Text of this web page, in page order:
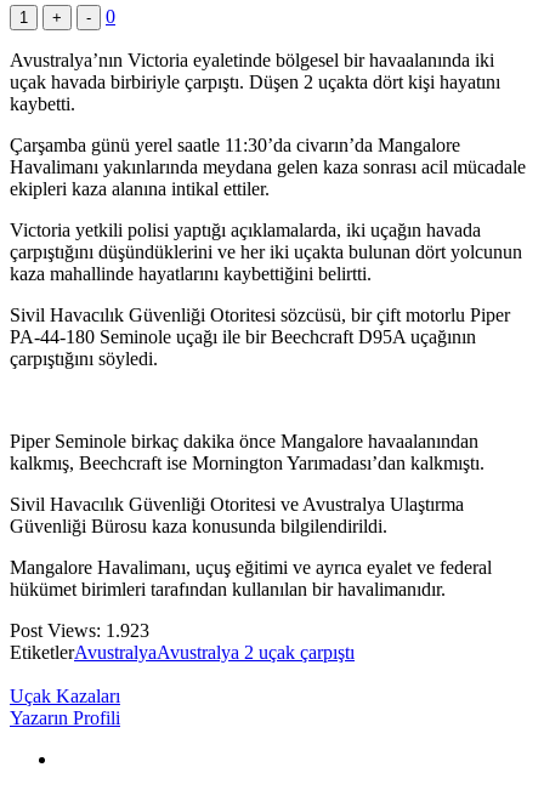
1 + - 0
Avustralya’nın Victoria eyaletinde bölgesel bir havaalanında iki
uçak havada birbiriyle çarpıştı. Düşen 2 uçakta dört kişi hayatını
kaybetti.
Çarşamba günü yerel saatle 11:30’da civarın’da Mangalore
Havalimanı yakınlarında meydana gelen kaza sonrası acil mücadale
ekipleri kaza alanına intikal ettiler.
Victoria yetkili polisi yaptığı açıklamalarda, iki uçağın havada
çarpıştığını düşündüklerini ve her iki uçakta bulunan dört yolcunun
kaza mahallinde hayatlarını kaybettiğini belirtti.
Sivil Havacılık Güvenliği Otoritesi sözcüsü, bir çift motorlu Piper
PA-44-180 Seminole uçağı ile bir Beechcraft D95A uçağının
çarpıştığını söyledi.
Piper Seminole birkaç dakika önce Mangalore havaalanından
kalkmış, Beechcraft ise Mornington Yarımadası’dan kalkmıştı.
Sivil Havacılık Güvenliği Otoritesi ve Avustralya Ulaştırma
Güvenliği Bürosu kaza konusunda bilgilendirildi.
Mangalore Havalimanı, uçuş eğitimi ve ayrıca eyalet ve federal
hükümet birimleri tarafından kullanılan bir havalimanıdır.
Post Views: 1.923
EtiketlerAvustralyaAvustralya 2 uçak çarpıştı
Uçak Kazaları
Yazarın Profili